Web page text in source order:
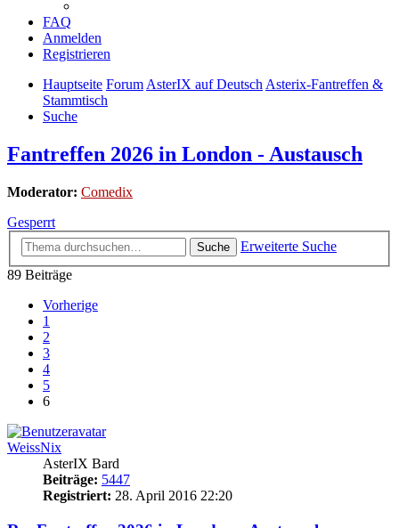
FAQ
Anmelden
Registrieren
Hauptseite ForumAsterIX auf DeutschAsterix-Fantreffen &
Stammtisch
Suche
Fantreffen 2026 in London - Austausch
Moderator: Comedix
Gesperrt
Suche
Erweiterte Suche
89 Beiträge
Vorherige
1
2
3
4
5
6
WeissNix
AsterIX Bard
Beiträge: 5447
Registriert: 28. April 2016 22:20